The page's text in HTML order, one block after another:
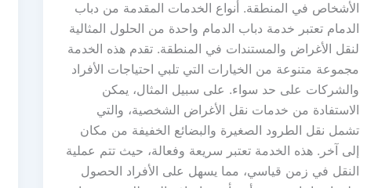
الأشخاص في المنطقة. أنواع الخدمات المقدمة من دباب
الدمام تعتبر خدمة دباب الدمام واحدة من الحلول المثالية
لنقل الأغراض والمستندات في المنطقة. تقدم هذه الخدمة
مجموعة متنوعة من الخيارات التي تلبي احتياجات الأفراد
والشركات على حد سواء. على سبيل المثال، يمكن
الاستفادة من خدمات نقل الأغراض الشخصية، والتي
تشمل نقل الطرود الصغيرة والبضائع الخفيفة من مكان
إلى آخر. هذه الخدمة تعتبر سريعة وفعالة، حيث تتم عملية
النقل في زمن قياسي، مما يسهل على الأفراد الحصول